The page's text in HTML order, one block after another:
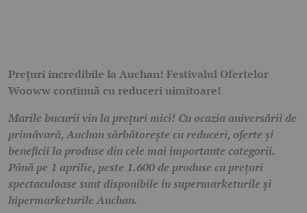
Prețuri incredibile la Auchan! Festivalul Ofertelor
Wooww continuă cu reduceri uimitoare!
Marile bucurii vin la prețuri mici! Cu ocazia aniversării de
primăvară, Auchan sărbătorește cu reduceri, oferte și
beneficii la produse din cele mai importante categorii.
Până pe 1 aprilie, peste 1.600 de produse cu prețuri
spectaculoase sunt disponibile în supermarketurile și
hipermarketurile Auchan.